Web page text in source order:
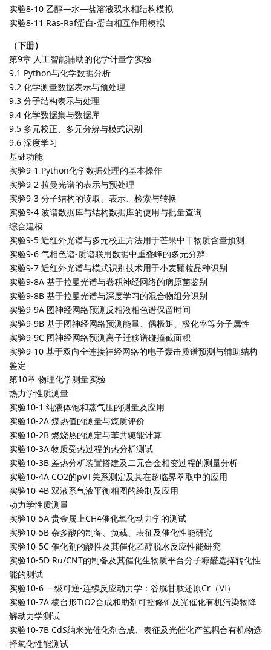
实验8-10 乙醇—水—盐溶液双水相结构模拟
实验8-11 Ras-Raf蛋白-蛋白相互作用模拟
（下册）
第9章 人工智能辅助的化学计量学实验
9.1 Python与化学数据分析
9.2 化学测量数据表示与预处理
9.3 分子结构表示与处理
9.4 化学数据集与数据库
9.5 多元校正、多元分辨与模式识别
9.6 深度学习
基础功能
实验9-1 Python化学数据处理的基本操作
实验9-2 拉曼光谱的表示与预处理
实验9-3 分子结构的读取、表示、检索与转换
实验9-4 波谱数据库与结构数据库的使用与批量查询
综合建模
实验9-5 近红外光谱与多元校正方法用于芒果中干物质含量预测
实验9-6 气相色谱-质谱联用数据中重叠峰的多元分辨
实验9-7 近红外光谱与模式识别技术用于小麦颗粒品种识别
实验9-8A 基于拉曼光谱与卷积神经网络的病原菌鉴别
实验9-8B 基于拉曼光谱与深度学习的混合物组分识别
实验9-9A 图神经网络预测反相液相色谱保留时间
实验9-9B 基于图神经网络预测能量、偶极矩、极化率等分子属性
实验9-9C 图神经网络预测离子迁移谱碰撞截面积
实验9-10 基于双向全连接神经网络的电子轰击质谱预测与辅助结构
鉴定
第10章 物理化学测量实验
热力学性质测量
实验10-1 纯液体饱和蒸气压的测量及应用
实验10-2A 煤热值的测量与煤质评价
实验10-2B 燃烧热的测定与苯共轭能计算
实验10-3A 物质受热过程的热分析测试
实验10-3B 差热分析装置搭建及二元合金相变过程的测量分析
实验10-4A CO2的pVT关系测定及其在超临界萃取中的应用
实验10-4B 双液系气液平衡相图的绘制及应用
动力学性质测量
实验10-5A 贵金属上CH4催化氧化动力学的测试
实验10-5B 杂多酸的制备、负载、表征及催化性能研究
实验10-5C 催化剂的酸性及其催化乙醇脱水反应性能研究
实验10-5D Ru/CNT的制备及其催化生物质平台分子糠醛选择转化性
能的测试
实验10-6 一级可逆-连续反应动力学：谷胱甘肽还原Cr（Ⅵ）
实验10-7A 棱台形TiO2合成和助剂可控修饰及光催化有机污染物降
解动力学测试
实验10-7B CdS纳米光催化剂合成、表征及光催化产氢耦合有机物选
择氧化性能测试